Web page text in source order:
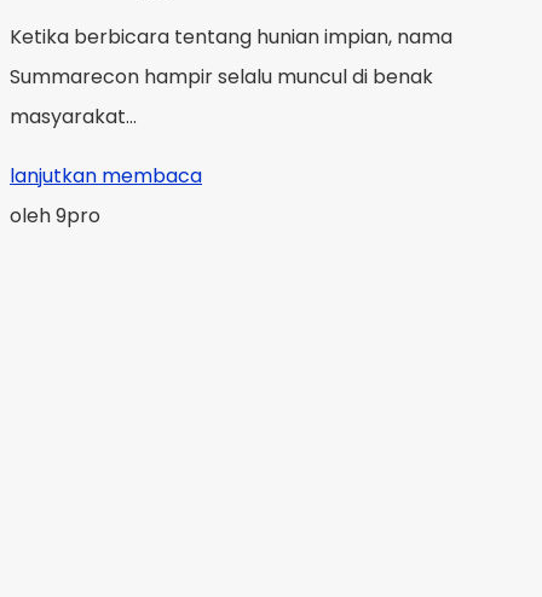
Ketika berbicara tentang hunian impian, nama
Summarecon hampir selalu muncul di benak
masyarakat...
lanjutkan membaca
oleh 9pro